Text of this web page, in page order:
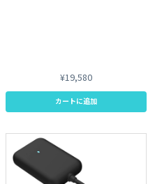
¥19,580
カートに追加